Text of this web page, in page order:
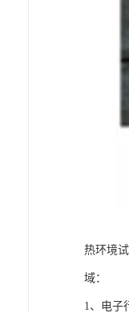
热环境
域：
1、电子